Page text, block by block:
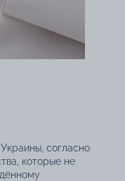
согласно
которые не